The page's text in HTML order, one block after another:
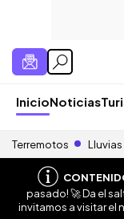
InicioNoticias
Terremotos Lluvias
pasado! 🚀 Da el
invitamos a visitar el